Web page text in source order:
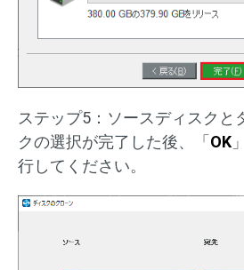
ステップ5：ソースディスクと
クの選択が完了した後、「 OK
行してください。